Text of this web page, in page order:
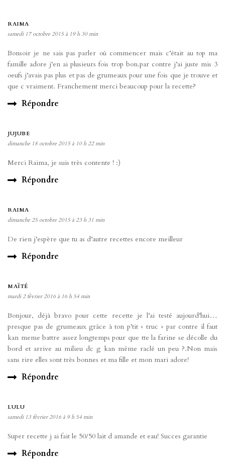
RAIMA
samedi 17 octobre 2015 à 19 h 30 min
Bonsoir je ne sais pas parler où commencer mais c’était au top ma
famille adore j’en ai plusieurs fois trop bon.par contre j’ai juste mis 3
oeufs j’avais pas plus et pas de grumeaux pour une fois que je trouve et
que c vraiment. Franchement merci beaucoup pour la recette?
Répondre
JUJUBE
dimanche 18 octobre 2015 à 10 h 22 min
Merci Raima, je suis très contente ! :)
Répondre
RAIMA
dimanche 25 octobre 2015 à 23 h 31 min
De rien j’espère que tu as d’autre recettes encore meilleur
Répondre
MAÏTÉ
mardi 2 février 2016 à 16 h 54 min
Bonjour, déjà bravo pour cette recette je l’ai testé aujourd’hui…
presque pas de grumeaux grâce à ton p’tit « truc » par contre il faut
kan meme battre assez longtemps pour que tte la farine se décolle du
bord et arrive au milieu dc g kan même raclé un peu ?.Non mais
sans rire elles sont très bonnes et ma fille et mon mari adore!
Répondre
LULU
samedi 13 février 2016 à 9 h 54 min
Super recette j ai fait le 50/50 lait d amande et eau! Succes garantie
Répondre